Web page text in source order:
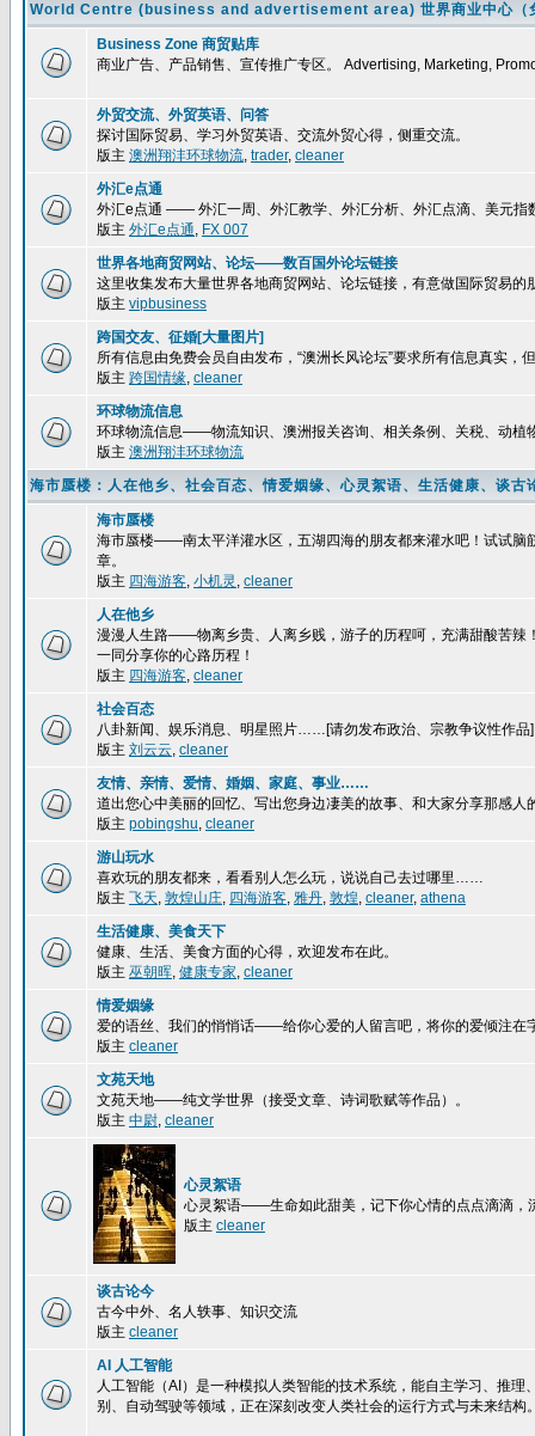
World Centre (business and advertisement area) 世界商业中心（
Business Zone 商贸贴库
商业广告、产品销售、宣传推广专区。 Advertising, Marketing,
外贸交流、外贸英语、问答
探讨国际贸易、学习外贸英语、交流外贸心得，侧重交流。
版主 澳洲翔沣环球物流, trader, cleaner
外汇e点通
外汇e点通 —— 外汇一周、外汇教学、外汇分析、外汇点滴、美元
版主 外汇e点通, FX 007
世界各地商贸网站、论坛——数百国外论坛链接
这里收集发布大量世界各地商贸网站、论坛链接，有意做国际贸易的
版主 vipbusiness
跨国交友、征婚[大量图片]
所有信息由免费会员自由发布，“澳洲长风论坛”要求所有信息真实，
版主 跨国情缘, cleaner
环球物流信息
环球物流信息——物流知识、澳洲报关咨询、相关条例、关税、动植
版主 澳洲翔沣环球物流
海市蜃楼：人在他乡、社会百态、情爱姻缘、心灵絮语、生活健康、谈
海市蜃楼
海市蜃楼——南太平洋灌水区，五湖四海的朋友都来灌水吧！试试脑
章。
版主 四海游客, 小机灵 , cleaner
人在他乡
漫漫人生路——物离乡贵、人离乡贱，游子的历程呵，充满甜酸苦辣
一同分享你的心路历程！
版主 四海游客, cleaner
社会百态
八卦新闻、娱乐消息、明星照片……[请勿发布政治、宗教争议性作品]
版主 刘云云, cleaner
友情、亲情、爱情、婚姻、家庭、事业……
道出您心中美丽的回忆、写出您身边凄美的故事、和大家分享那感
版主 pobingshu, cleaner
游山玩水
喜欢玩的朋友都来，看看别人怎么玩，说说自己去过哪里……
版主 飞天, 敦煌山庄, 四海游客, 雅丹, 敦煌, cleaner, athena
生活健康、美食天下
健康、生活、美食方面的心得，欢迎发布在此。
版主 巫朝晖, 健康专家, cleaner
情爱姻缘
爱的语丝、我们的悄悄话——给你心爱的人留言吧，将你的爱倾注
版主 cleaner
文苑天地
文苑天地——纯文学世界（接受文章、诗词歌赋等作品）。
版主 中尉, cleaner
心灵絮语
心灵絮语——生命如此甜美，记下你心情的点点滴滴，
版主 cleaner
谈古论今
古今中外、名人轶事、知识交流
版主 cleaner
AI 人工智能
人工智能（AI）是一种模拟人类智能的技术系统，能自主学习、推
别、自动驾驶等领域，正在深刻改变人类社会的运行方式与未来结构